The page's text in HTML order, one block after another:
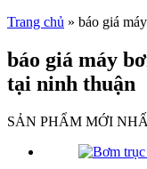
Trang chủ » báo giá
báo giá máy
tại ninh thuận
SẢN PHẨM MỚI